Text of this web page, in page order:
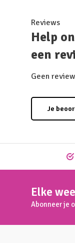
Reviews
Help
een
Geen
Je
Elke
Abonneer je